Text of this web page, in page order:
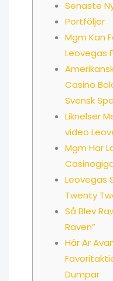
Senaste
Portföljer
Mgm Kan
Leovegas
Casino
Svensk
Liknelser
video
Mgm Har
Leovegas
Twenty
Så Blev
Räven”
Här Är
Dumpar